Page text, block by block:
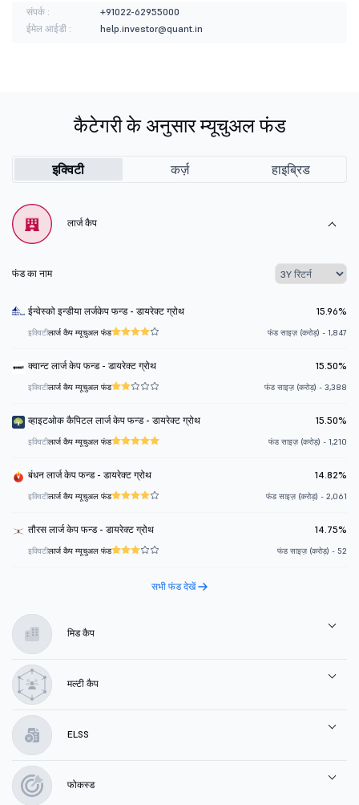
संपर्क :
+91022-62955000
ईमेल आईडी :
help.investor@quant.in
कैटेगरी के अनुसार म्यूचुअल फंड
इक्विटी कर्ज़ हाइब्रिड
लार्ज कैप
फंड का नाम
ईन्वेस्को इन्डीया लर्जकेप फन्ड - डायरेक्ट ग्रोथ 15.96%
इक्विटीलार्ज कैप म्यूचुअल फंड फंड साइज़ (करोड़) - 1,847
क्वान्ट लार्ज केप फन्ड - डायरेक्ट ग्रोथ 15.50%
इक्विटीलार्ज कैप म्यूचुअल फंड फंड साइज़ (करोड़) - 3,388
व्हाइटओक कैपिटल लार्ज केप फन्ड - डायरेक्ट ग्रोथ 15.50%
इक्विटीलार्ज कैप म्यूचुअल फंड फंड साइज़ (करोड़) - 1,210
बंधन लार्ज केप फन्ड - डायरेक्ट ग्रोथ 14.82%
इक्विटीलार्ज कैप म्यूचुअल फंड फंड साइज़ (करोड़) - 2,061
तौरस लार्ज केप फन्ड - डायरेक्ट ग्रोथ 14.75%
इक्विटीलार्ज कैप म्यूचुअल फंड फंड साइज़ (करोड़) - 52
सभी फंड देखें
मिड कैप
मल्टी कैप
ELSS
फोकस्ड